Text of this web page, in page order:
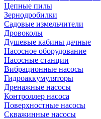
Цепные пилы
Зернодробилки
Садовые измельчители
Дровоколы
Душевые кабины дачные
Насосное оборудование
Насосные станции
Вибрационные насосы
Гидроаккумуляторы
Дренажные насосы
Контроллер насоса
Поверхностные насосы
Скважинные насосы